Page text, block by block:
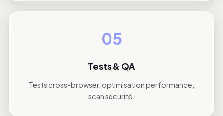
05
Tests & QA
Tests cross-browser, optimisation performance,
scan sécurité.